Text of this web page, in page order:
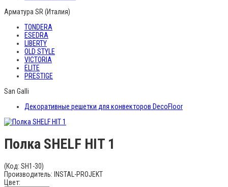
Арматура SR (Италия)
TONDERA
ESEDRA
LIBERTY
OLD STYLE
VICTORIA
ELITE
PRESTIGE
San Galli
Декоративные решетки для конвекторов DecoFloor
Полка SHELF HIT 1
(Код: SH1-30)
Производитель: INSTAL-PROJEKT
Цвет: